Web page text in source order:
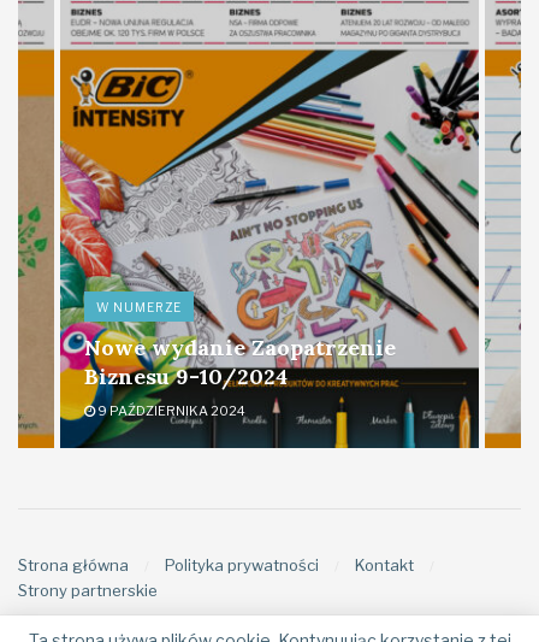
W NUMERZE
Nowe wydanie Zaopatrzenie
Biznesu 9-10/2024
9 PAŹDZIERNIKA 2024
Strona główna Polityka prywatności
Kontakt
Strony partnerskie